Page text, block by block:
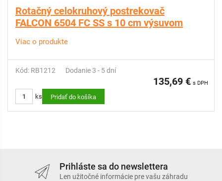
Rotačný celokruhový postrekovač
FALCON 6504 FC SS s 10 cm výsuvom
Viac o produkte
Kód: RB1212 Dodanie 3 - 5 dní
135,69 € s DPH
ks Pridať do košíka
Prihláste sa do newslettera
Len užitočné informácie pre vašu záhradu